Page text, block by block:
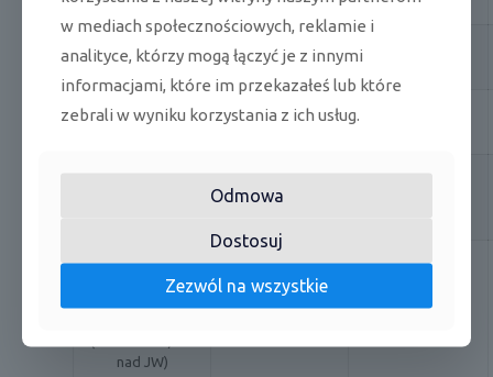
Średnica rury fazy
ciekłej
1 / 4 ''
Średnica rury fazy
3 / 8 ''
Maksymalna
40
Maksymalna
nad JW)
w mediach społecznościowych, reklamie i
analityce, którzy mogą łączyć je z innymi
informacjami, które im przekazałeś lub które
zebrali w wyniku korzystania z ich usług.
Odmowa
Dostosuj
Zezwól na wszystkie